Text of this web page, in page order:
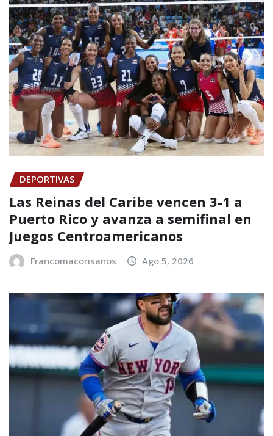
DEPORTIVAS
Las Reinas del Caribe vencen 3-1 a
Puerto Rico y avanza a semifinal en
Juegos Centroamericanos
Francomacorisanos Ago 5, 2026